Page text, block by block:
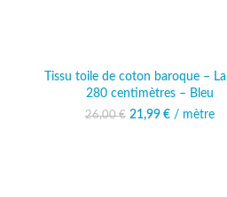
Tissu toile de coton baroque –
280 centimètres – Bleu
26,00€
Le prix initial
21,99 € Le prix
/ mètre